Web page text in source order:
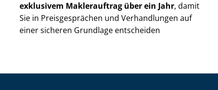
exklusivem Maklerauftrag über ein Jahr, damit
Sie in Preisgesprächen und Verhandlungen auf
einer sicheren Grundlage entscheiden